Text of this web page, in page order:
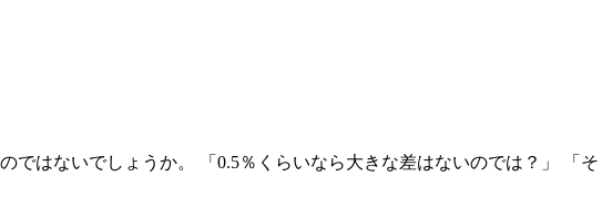
はないでしょうか。 「0.5％くらいなら大きな差はないのでは？」 「そ